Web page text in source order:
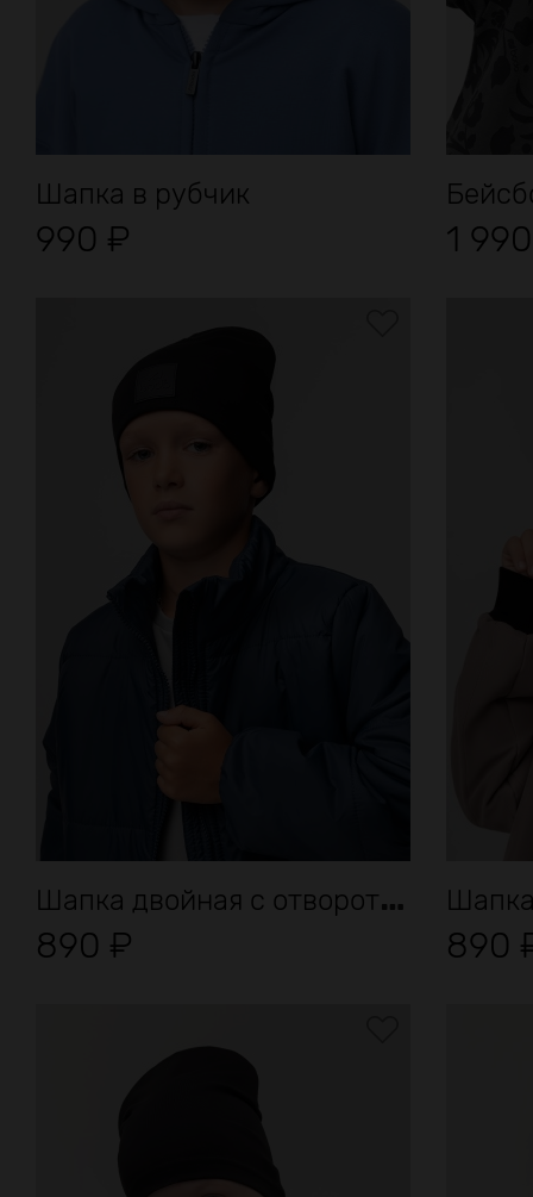
Шапка в рубчик
990 ₽ 1
Ш
апка двойная с отворотом
890 ₽ 890